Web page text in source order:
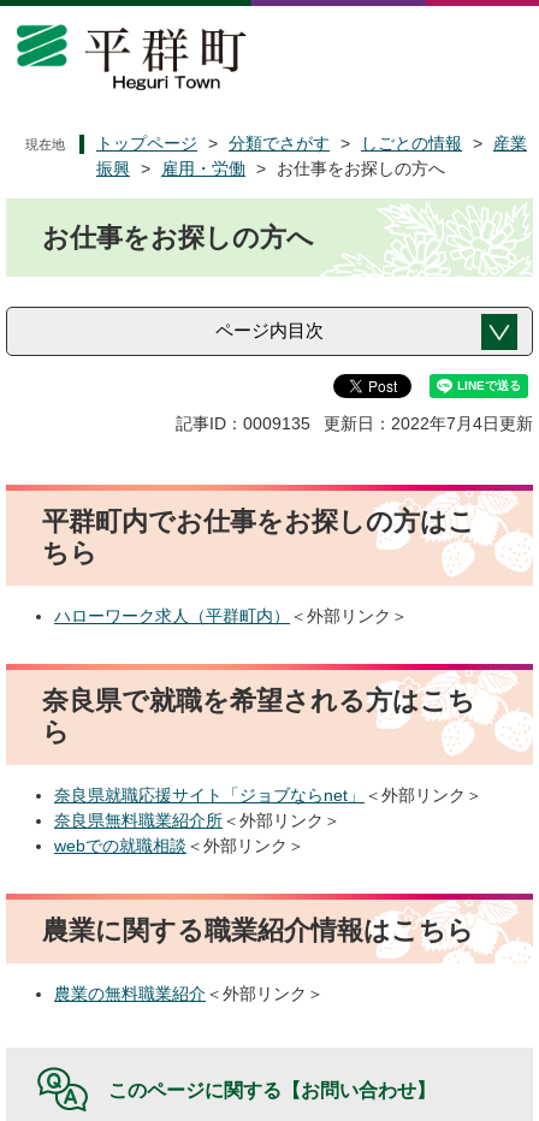
ペ
メ
現在地 トップページ > 分類でさがす > しごとの情報 >
産業
振興 > 雇用・労働 > お仕事をお探しの方へ
お仕事をお探しの方へ
ページ内目次
記事ID：0009135 更新日：2022年7月4日更新
平群町内でお仕事をお探しの方はこ
ちら
ハローワーク求人（平群町内） ＜外部リンク＞
奈良県で就職を希望される方はこち
ら
奈良県就職応援サイト「ジョブならnet」
＜外部リンク＞
奈良県無料職業紹介所＜外部リンク＞
webでの就職相談 ＜外部リンク＞
農業に関する職業紹介情報はこちら
農業の無料職業紹介＜外部リンク＞
このページに関する 【お問い合わせ】